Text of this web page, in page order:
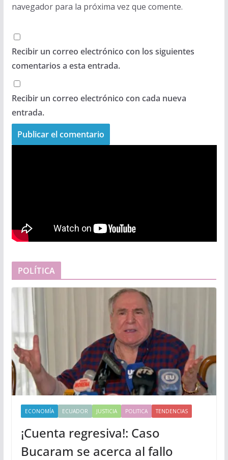
navegador para la próxima vez que comente.
Recibir un correo electrónico con los siguientes
comentarios a esta entrada.
Recibir un correo electrónico con cada nueva
entrada.
POLÍTICA
ECONOMÍA ECUADOR JUSTICIA POLITICA TENDENCIAS
¡Cuenta regresiva!: Caso
Bucaram se acerca al fallo